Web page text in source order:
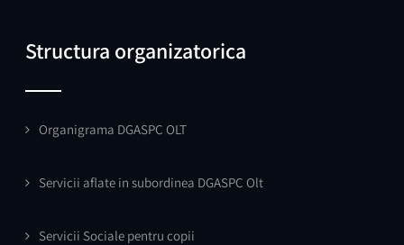
Structura organizatorica
Organigrama DGASPC OLT
Servicii aflate in subordinea DGASPC Olt
Servicii Sociale pentru copii